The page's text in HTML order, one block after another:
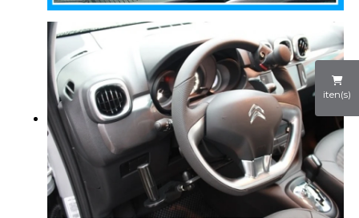
iten(s)